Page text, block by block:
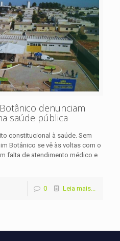
denunciam
saúde pública
constitucional à saúde. Sem
Botânico se vê às voltas com o
falta de atendimento médico e
0 Leia mais...